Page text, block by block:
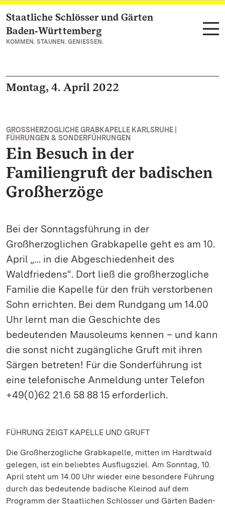
Zum Hauptinhalt springen
Staatliche Schlösser und Gärten
Baden‑Württemberg
KOMMEN. STAUNEN. GENIESSEN.
Montag, 4. April 2022
GROSSHERZOGLICHE GRABKAPELLE KARLSRUHE |
FÜHRUNGEN & SONDERFÜHRUNGEN
Ein Besuch in der
Familiengruft der badischen
Großherzöge
Bei der Sonntagsführung in der
Großherzoglichen Grabkapelle geht es am 10.
April „… in die Abgeschiedenheit des
Waldfriedens“. Dort ließ die großherzogliche
Familie die Kapelle für den früh verstorbenen
Sohn errichten. Bei dem Rundgang um 14.00
Uhr lernt man die Geschichte des
bedeutenden Mausoleums kennen – und kann
die sonst nicht zugängliche Gruft mit ihren
Särgen betreten! Für die Sonderführung ist
eine telefonische Anmeldung unter Telefon
+49(0)62 21.6 58 88 15 erforderlich.
FÜHRUNG ZEIGT KAPELLE UND GRUFT
Die Großherzogliche Grabkapelle, mitten im Hardtwald
gelegen, ist ein beliebtes Ausflugsziel. Am Sonntag, 10.
April steht um 14.00 Uhr wieder eine besondere Führung
durch das bedeutende badische Kleinod auf dem
Programm der Staatlichen Schlösser und Gärten Baden-